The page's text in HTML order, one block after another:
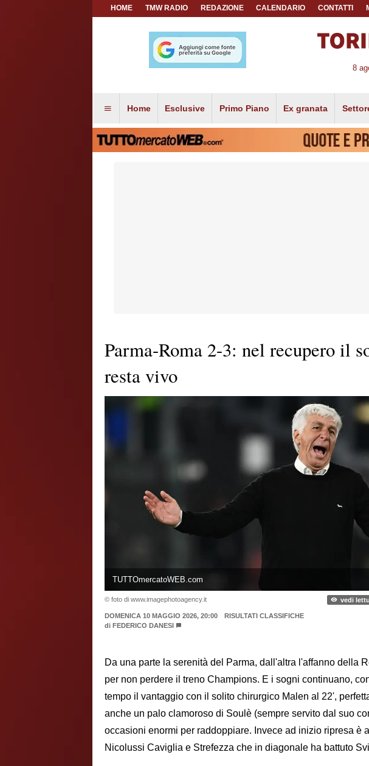
HOME TMW RADIO REDAZIONE CALENDARIO CONTATTI
8
Home Esclusive Primo Piano Ex granata
Parma-Roma 2-3: nel recupero il
resta vivo
TUTTOmercatoWEB.com
© foto di www.imagephotoagency.it vedi
DOMENICA 10 MAGGIO 2026, 20:00
RISULTATI CLASSIFICHE
di FEDERICO DANESI
Da una parte la serenità del Parma, dall'altra l'affanno della
per non perdere il treno Champions. E i sogni continuano,
tempo il vantaggio con il solito chirurgico Malen al 22',
anche un palo clamoroso di Soulè (sempre servito dal suo
occasioni enormi per raddoppiare. Invece ad inizio ripresa è
Nicolussi Caviglia e Strefezza che in diagonale ha battuto